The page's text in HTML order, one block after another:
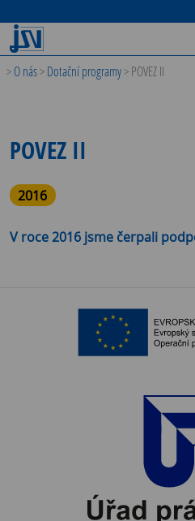
>O nás>Dotační programy>POVEZ II
POVEZ II
2016
V roce 2016 jsme čerpali